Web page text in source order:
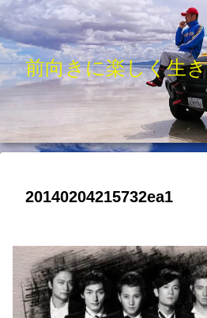
前向きに楽しく生
20140204215732ea1